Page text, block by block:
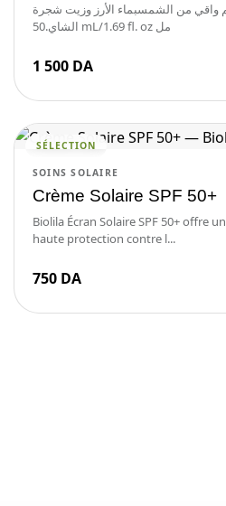
واقي من الشمسبماء الأرز وزيت شجرة
الشاي.50 mL/1.69 fl. oz مل
1 500 DA
SÉLECTION
SOINS SOLAIRE
Crème Solaire SPF 50+
Biolila Écran Solaire SPF 50+ offre
haute protection contre l...
750 DA